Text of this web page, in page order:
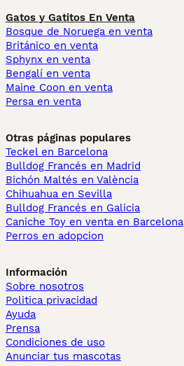
Gatos y Gatitos En Venta
Bosque de Noruega en venta
Británico en venta
Sphynx en venta
Bengalí en venta
Maine Coon en venta
Persa en venta
Otras páginas populares
Teckel en Barcelona
Bulldog Francés en Madrid
Bichón Maltés en València
Chihuahua en Sevilla
Bulldog Francés en Galicia
Caniche Toy en venta en Barcelona
Perros en adopcion
Información
Sobre nosotros
Politica privacidad
Ayuda
Prensa
Condiciones de uso
Anunciar tus mascotas